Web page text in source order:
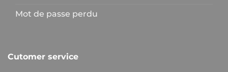
Mot de passe perdu
Cutomer service